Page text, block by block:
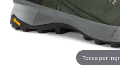
Tocca per